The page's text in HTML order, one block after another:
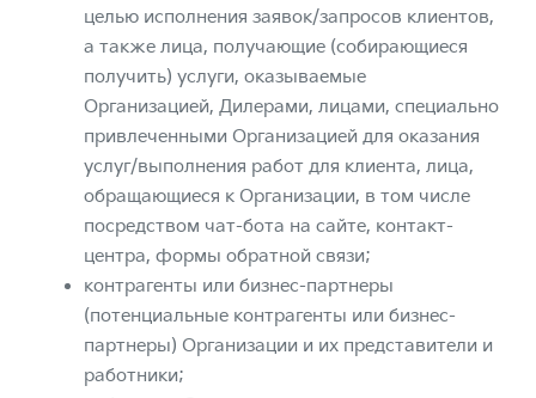
целью исполнения заявок/запросов клиентов,
а также лица, получающие (собирающиеся
получить) услуги, оказываемые
Организацией, Дилерами, лицами, специально
привлеченными Организацией для оказания
услуг/выполнения работ для клиента, лица,
обращающиеся к Организации, в том числе
посредством чат-бота на сайте, контакт-
центра, формы обратной связи;
контрагенты или бизнес-партнеры
(потенциальные контрагенты или бизнес-
партнеры) Организации и их представители и
работники;